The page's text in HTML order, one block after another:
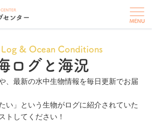
& Ocean Conditions
ログと海況
、最新の水中生物情報を毎日更新でお届
い」という生物がログに紹介されていた
トしてください！